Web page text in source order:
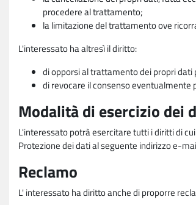
procedere al trattamento;
la limitazione del trattamento ove
L'interessato ha altresì il diritto:
di opporsi al trattamento dei propri
di revocare il consenso
Modalità di esercizio dei
L'interessato potrà esercitare tutti i diritti di
Protezione dei dati al seguente indirizzo e-
Reclamo
L' interessato ha diritto anche di proporre